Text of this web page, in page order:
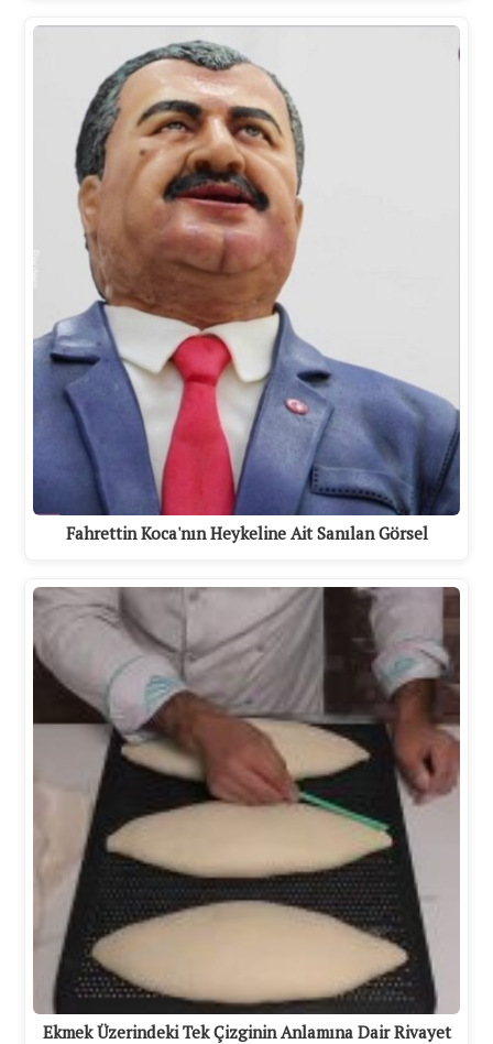
Fahrettin Koca'nın Heykeline Ait Sanılan Görsel
Ekmek Üzerindeki Tek Çizginin Anlamına Dair Rivayet